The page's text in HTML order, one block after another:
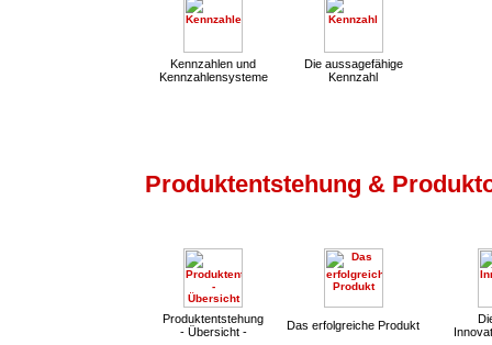
Kennzahlen und
Kennzahlensysteme
Die aussagefähige
Kennzahl
Produktentstehung &
Produktentstehung
- Übersicht -
Das erfolgreiche Produkt